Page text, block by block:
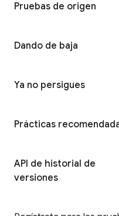
Pruebas de origen
Dando de baja
Ya no persigues
Prácticas
API de historial de
versiones